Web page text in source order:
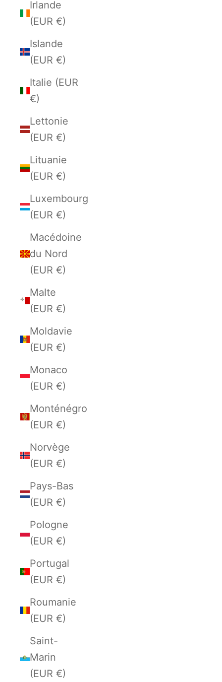
Irlande
(EUR €)
Islande
(EUR €)
Italie (EUR
€)
Lettonie
(EUR €)
Lituanie
(EUR €)
Luxembourg
(EUR €)
Macédoine
du Nord
(EUR €)
Malte
(EUR €)
Moldavie
(EUR €)
Monaco
(EUR €)
Monténégro
(EUR €)
Norvège
(EUR €)
Pays-Bas
(EUR €)
Pologne
(EUR €)
Portugal
(EUR €)
Roumanie
(EUR €)
Saint-
Marin
(EUR €)